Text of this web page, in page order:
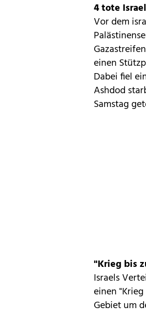
4 tote
Vor dem
einen
Dabei fiel
Ashdod
Samstag
"Krieg bis
Israels
einen
Gebiet um